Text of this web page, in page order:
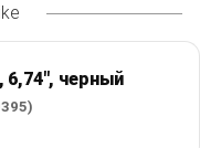
6,74", черный